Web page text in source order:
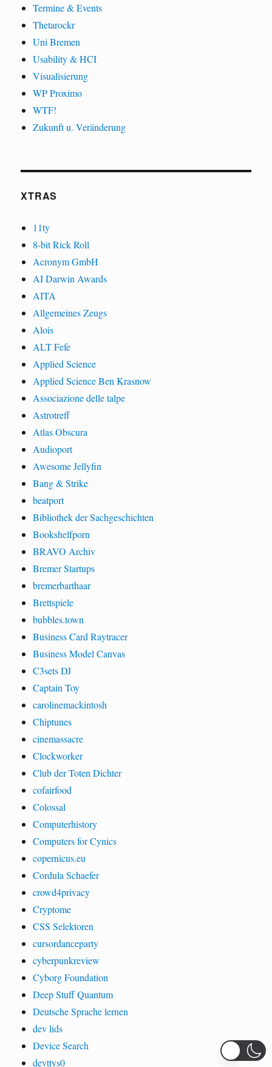
Termine & Events
Thetarockr
Uni Bremen
Usability & HCI
Visualisierung
WP Proximo
WTF!
Zukunft u. Veränderung
XTRAS
11ty
8-bit Rick Roll
Acronym GmbH
AI Darwin Awards
AITA
Allgemeines Zeugs
Alois
ALT Fefe
Applied Science
Applied Science Ben Krasnow
Associazione delle talpe
Astrotreff
Atlas Obscura
Audioport
Awesome Jellyfin
Bang & Strike
beatport
Bibliothek der Sachgeschichten
Bookshelfporn
BRAVO Archiv
Bremer Startups
bremerbarthaar
Brettspiele
bubbles.town
Business Card Raytracer
Business Model Canvas
C3sets DJ
Captain Toy
carolinemackintosh
Chiptunes
cinemassacre
Clockworker
Club der Toten Dichter
cofairfood
Colossal
Computerhistory
Computers for Cynics
copernicus.eu
Cordula Schaefer
crowd4privacy
Cryptome
CSS Selektoren
cursordanceparty
cyberpunkreview
Cyborg Foundation
Deep Stuff Quantum
Deutsche Sprache lernen
dev lids
Device Search
devttys0